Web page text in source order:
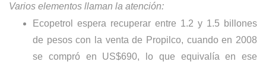
Varios elementos llaman la atención:
Ecopetrol espera recuperar entre 1.2 y 1.5 billones
de pesos con la venta de Propilco, cuando en 2008
se compró en US$690, lo que equivalía en ese